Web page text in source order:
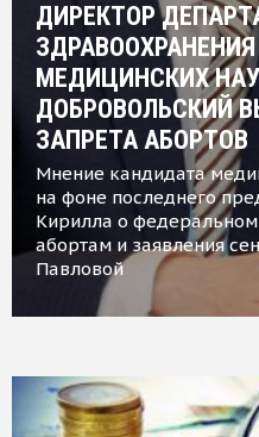
ДИРЕКТОР
МЕДИЦИНСКИХ
ДОБРОВОЛЬСКИЙ
ЗАПРЕТА АБОРТОВ
Мнение кандидата
на фоне последнего
Кирилла о федеральном
абортам и заявления
Павловой